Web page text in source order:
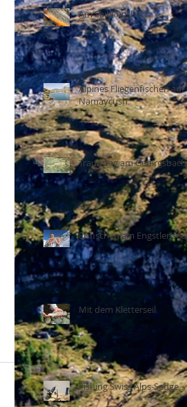
Am Saiblingsbach
Alpines Fliegenfischen auf
Namaycush
Traumtag am Gebirgsbach
Eisfischen am Engstlensee
Mit dem Kletterseil
Fishing Swiss Alps-Sedge